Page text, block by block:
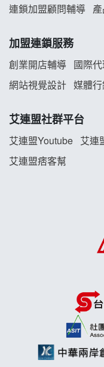
白鬍泡泡 BOHO
雞咕雞咕加盟說
TEA TOP加盟說明
珍好味臭臭鍋加
藍象廷泰式火鍋加
手作功夫茶加盟
連鎖加盟顧問輔導
加盟連鎖服務
創業開店輔導 國際
網站視覺設計 媒體
艾連盟社群平台
艾連盟Youtube 艾連
艾連盟痞客幫